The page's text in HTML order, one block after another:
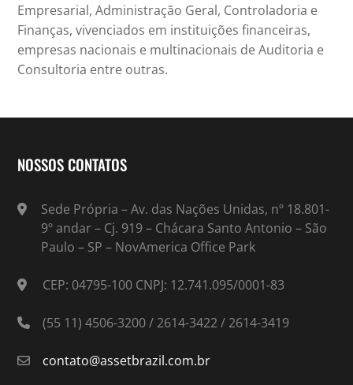
Empresarial, Administração Geral, Controladoria e
Finanças, vivenciados em instituições financeiras,
empresas nacionais e multinacionais de Auditoria e
Consultoria entre outras.
NOSSOS CONTATOS
Sede Própria – Av. das Nações Unidas, nº 18.801-
9º andar – Cj. 919 – Chácara Santo Antonio – São
Paulo – SP – NovAmerica Office Park
CEP: 04795-100 CNPJ: 12.741.095/0001-83
(55 11) 4506-3200 / 2614-3422 / 2614-3419
contato@assetbrazil.com.br